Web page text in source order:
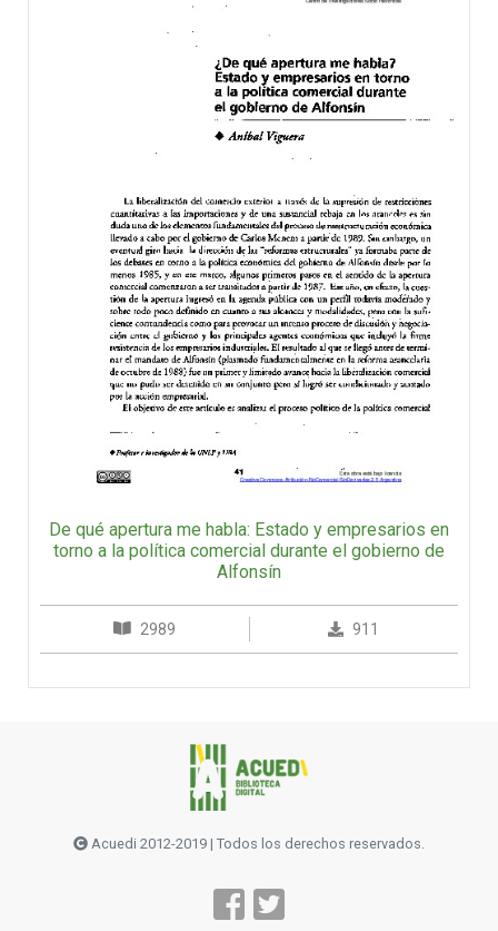
De qué apertura me habla: Estado y empresarios en
torno a la política comercial durante el gobierno de
Alfonsín
2989 911
Acuedi 2012-2019 | Todos los derechos reservados.